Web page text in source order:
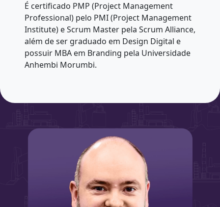
É certificado PMP (Project Management
Professional) pelo PMI (Project Management
Institute) e Scrum Master pela Scrum Alliance,
além de ser graduado em Design Digital e
possuir MBA em Branding pela Universidade
Anhembi Morumbi.